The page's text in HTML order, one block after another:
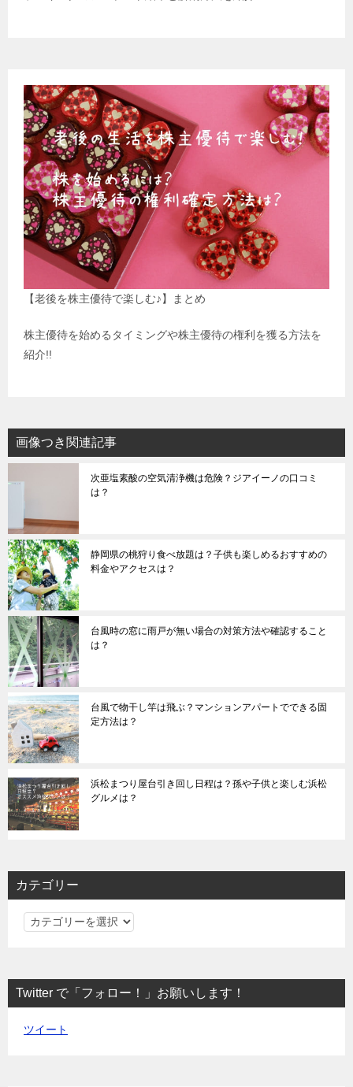
【老後を株主優待で楽しむ♪】まとめ
株主優待を始めるタイミングや株主優待の権利を獲る方法を
紹介!!
画像つき関連記事
次亜塩素酸の空気清浄機は危険？ジアイーノの口コミ
は？
静岡県の桃狩り食べ放題は？子供も楽しめるおすすめの
料金やアクセスは？
台風時の窓に雨戸が無い場合の対策方法や確認すること
は？
台風で物干し竿は飛ぶ？マンションアパートでできる固
定方法は？
浜松まつり屋台引き回し日程は？孫や子供と楽しむ浜松
グルメは？
カテゴリー
カ
リ
ー
Twitter で「フォロー！」お願いします！
ツイート